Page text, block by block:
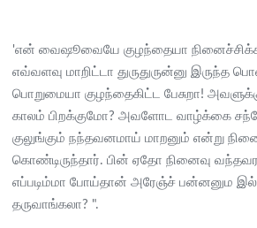
'என் வைஷூவையே குழந்தையா
எவ்வளவு மாறிட்டா துருதுருன்னு இருந்த
பொறுமையா குழந்தைகிட்ட பேசுறா!
காலம் பிறக்குமோ? அவளோட வாழ்க்கை
குலுங்கும் நந்தவனமாய் மாறனும் என்று
கொண்டிருந்தார். பின் ஏதோ நினைவு
எப்படிம்மா போய்தான் அரேஞ்ச் பன்னனும
தருவாங்கலா? ".